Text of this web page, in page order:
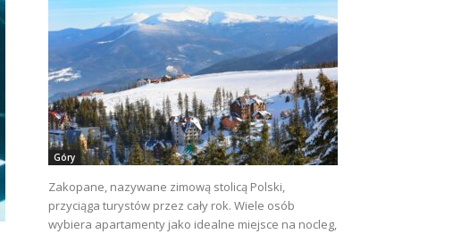
Góry
Zakopane, nazywane zimową stolicą Polski,
przyciąga turystów przez cały rok. Wiele osób
wybiera apartamenty jako idealne miejsce na nocleg,